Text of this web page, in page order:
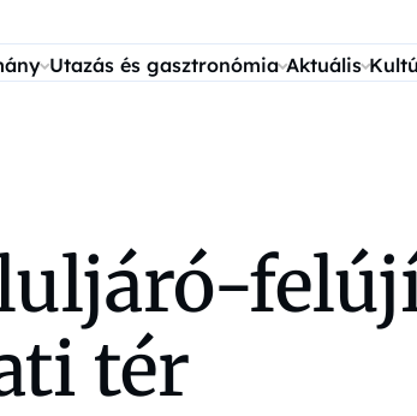
Utazás és gasztronómia Aktuális
tér